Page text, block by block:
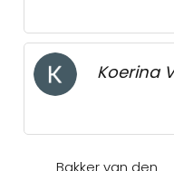
Koerina
Bakker van den